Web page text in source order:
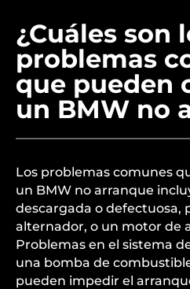
¿Cuáles son
problemas
que pueden
un BMW no
Los problemas comunes
un BMW no arranque
descargada o defectuosa,
alternador, o un motor de
Problemas en el sistema
una bomba de
pueden impedir el